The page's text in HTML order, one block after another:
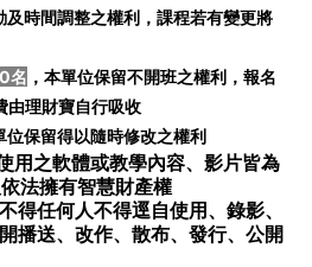
時間調整之權利，課程若有變更將
名 ，本單位保留不開班之權利，報名
由理財寶自行吸收
保留得以隨時修改之權利
用之軟體或教學內容、影片皆為
法擁有智慧財產權
得任何人不得逕自使用、錄影、
播送、改作、散布、發行、公開